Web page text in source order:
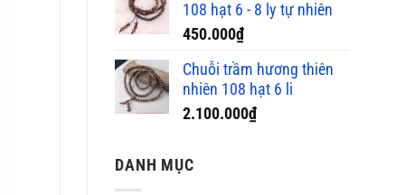
108 hạt 6 - 8 ly tự nhiên
450.000₫
Chuỗi trầm hương thiên
nhiên 108 hạt 6 li
2.100.000₫
DANH MỤC